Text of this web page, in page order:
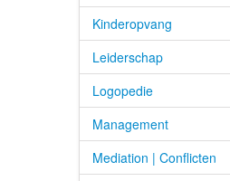
Kinderopvang
Leiderschap
Logopedie
Management
Mediation | Conflicten